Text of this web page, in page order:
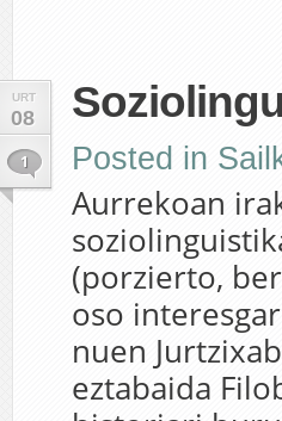
URT
08
1 Posted in
Aurrekoan
(porzierto,
oso
nuen
eztabaida